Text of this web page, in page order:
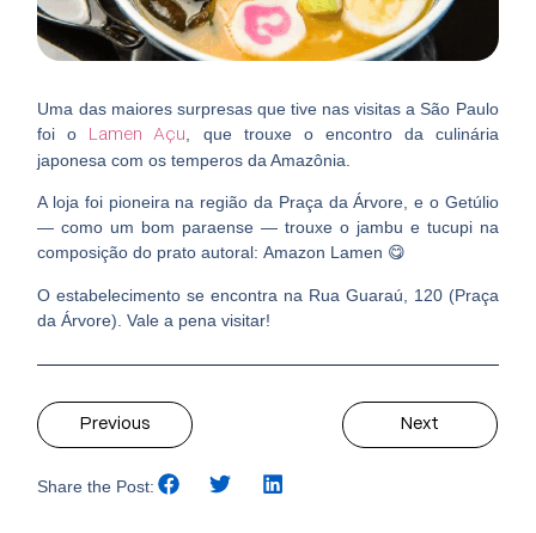
Uma das maiores surpresas que tive nas visitas a São Paulo
foi o
Lamen Açu
, que trouxe o encontro da culinária
japonesa com os temperos da Amazônia.
A loja foi pioneira na região da Praça da Árvore, e o Getúlio
— como um bom paraense — trouxe o jambu e tucupi na
composição do prato autoral: Amazon Lamen 😋
O estabelecimento se encontra na Rua Guaraú, 120 (Praça
da Árvore). Vale a pena visitar!
Previous Next
Share the Post: